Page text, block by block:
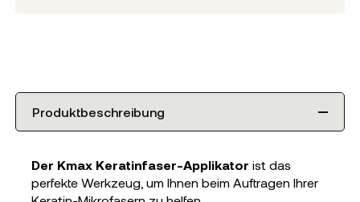
Produktbeschreibung
Der Kmax Keratinfaser-Applikator ist das
perfekte Werkzeug, um Ihnen beim Auftragen Ihrer